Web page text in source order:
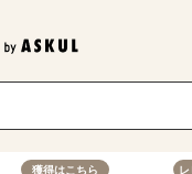
獲得はこちら